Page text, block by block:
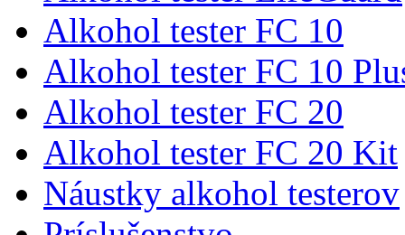
Alkohol tester FC 10
Alkohol tester FC 10
Alkohol tester FC 20
Alkohol tester FC 20 Kit
Náustky alkohol testerov